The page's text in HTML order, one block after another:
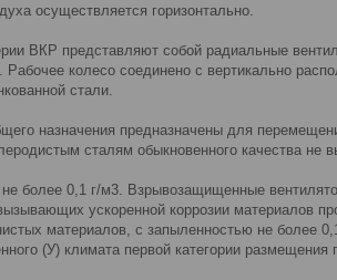
осуществляется горизонтально.
ВКР представляют собой радиальные
Рабочее колесо соединено с вертикально
стали.
назначения предназначены для
сталям обыкновенного качества не
более 0,1 г/м3. Взрывозащищенные
ускоренной коррозии материалов
материалов, с запыленностью не более
(У) климата первой категории